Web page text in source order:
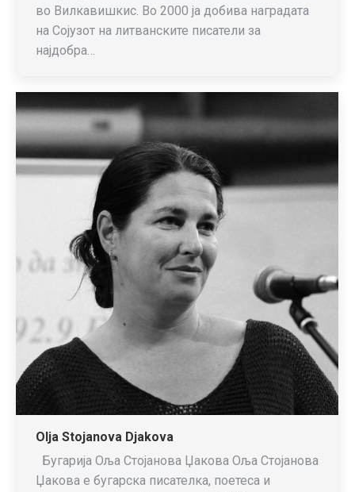
во Вилкавишкис. Во 2000 ја добива наградата
на Сојузот на литванските писатели за
најдобра…
Olja Stojanova Djakova
Бугарија Оља Стојанова Џакова Oља Стојанова
Џакова е бугарска писателка, поетеса и